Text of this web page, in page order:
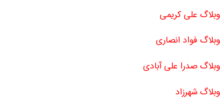
وبلاگ علی کریمی
وبلاگ فواد انصاری
وبلاگ صدرا علی آبادی
وبلاگ شهرزاد